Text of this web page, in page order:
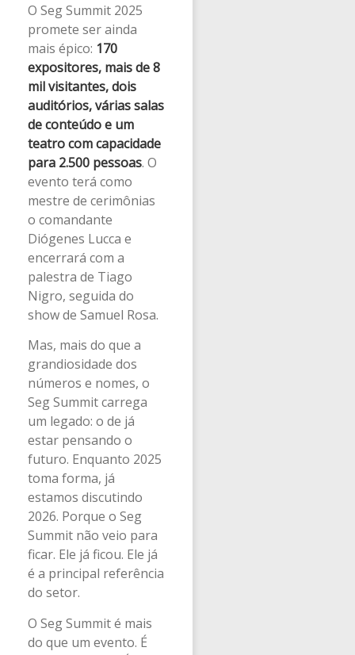
O Seg Summit 2025
promete ser ainda
mais épico: 170
expositores, mais de 8
mil visitantes, dois
auditórios, várias salas
de conteúdo e um
teatro com capacidade
para 2.500 pessoas. O
evento terá como
mestre de cerimônias
o comandante
Diógenes Lucca e
encerrará com a
palestra de Tiago
Nigro, seguida do
show de Samuel Rosa.
Mas, mais do que a
grandiosidade dos
números e nomes, o
Seg Summit carrega
um legado: o de já
estar pensando o
futuro. Enquanto 2025
toma forma, já
estamos discutindo
2026. Porque o Seg
Summit não veio para
ficar. Ele já ficou. Ele já
é a principal referência
do setor.
O Seg Summit é mais
do que um evento. É